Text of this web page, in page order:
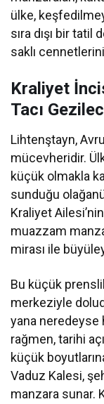
ülke,
sıra dışı bir tatil
saklı
Kraliyet
Tacı
Lihtenştayn,
mücevheridir.
küçük olmakla
sunduğu
Kraliyet
muazzam
mirası ile
Bu küçük
merkeziyle
yana neredeyse
rağmen, tarihi
küçük
Vaduz Kalesi,
manzara sunar.